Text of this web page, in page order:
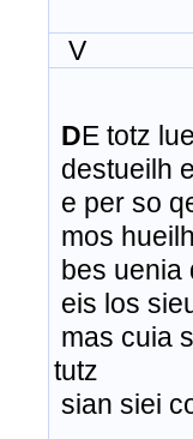
V
DE totz
destueilh
e per so
mos
bes uenia
eis los
mas cuia
tutz
sian siei